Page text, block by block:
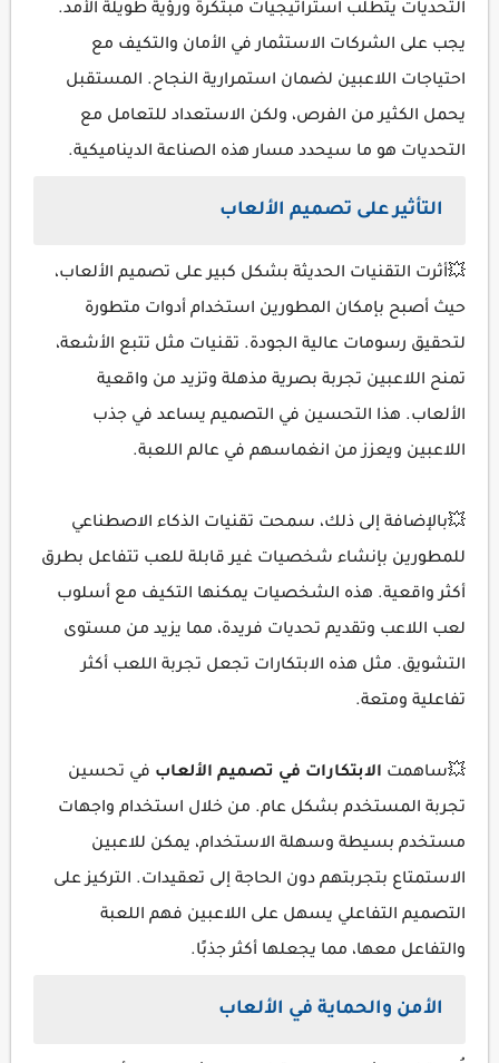
التحديات يتطلب استراتيجيات مبتكرة ورؤية طويلة الأمد.
يجب على الشركات الاستثمار في الأمان والتكيف مع
احتياجات اللاعبين لضمان استمرارية النجاح. المستقبل
يحمل الكثير من الفرص، ولكن الاستعداد للتعامل مع
التحديات هو ما سيحدد مسار هذه الصناعة الديناميكية.
التأثير على تصميم الألعاب
💥أثرت التقنيات الحديثة بشكل كبير على تصميم الألعاب،
حيث أصبح بإمكان المطورين استخدام أدوات متطورة
لتحقيق رسومات عالية الجودة. تقنيات مثل تتبع الأشعة،
تمنح اللاعبين تجربة بصرية مذهلة وتزيد من واقعية
الألعاب. هذا التحسين في التصميم يساعد في جذب
اللاعبين ويعزز من انغماسهم في عالم اللعبة.
💥بالإضافة إلى ذلك، سمحت تقنيات الذكاء الاصطناعي
للمطورين بإنشاء شخصيات غير قابلة للعب تتفاعل بطرق
أكثر واقعية. هذه الشخصيات يمكنها التكيف مع أسلوب
لعب اللاعب وتقديم تحديات فريدة، مما يزيد من مستوى
التشويق. مثل هذه الابتكارات تجعل تجربة اللعب أكثر
تفاعلية ومتعة.
💥ساهمت الابتكارات في تصميم الألعاب في تحسين
تجربة المستخدم بشكل عام. من خلال استخدام واجهات
مستخدم بسيطة وسهلة الاستخدام، يمكن للاعبين
الاستمتاع بتجربتهم دون الحاجة إلى تعقيدات. التركيز على
التصميم التفاعلي يسهل على اللاعبين فهم اللعبة
والتفاعل معها، مما يجعلها أكثر جذبًا.
الأمن والحماية في الألعاب